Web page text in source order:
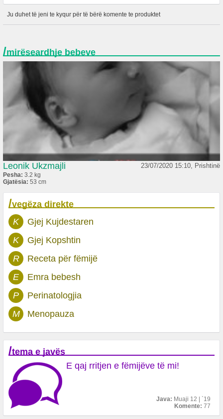
Ju duhet të jeni te kyqur për të bërë komente te produktet
/mirëseardhje bebeve
Leonik Ukzmajli 23/07/2020 15:10, Prishtinë
Pesha: 3.2 kg
Gjatësia: 53 cm
/vegëza direkte
K
Gjej Kujdestaren
K
Gjej Kopshtin
R
Receta për fëmijë
E
Emra bebesh
P
Perinatologjia
M
Menopauza
/tema e javës
E qaj rritjen e fëmijëve të mi!
Java: Muaji 12 | `19
Komente: 77